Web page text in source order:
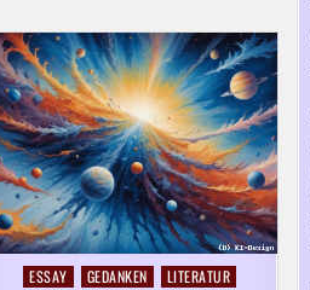
Posted
ESSAY GEDANKEN LITERATUR